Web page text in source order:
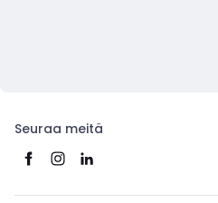
Seuraa meitä